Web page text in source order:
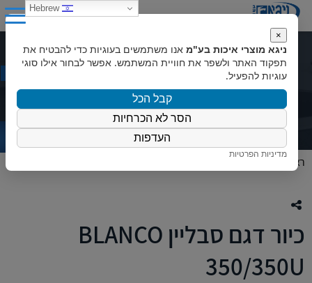
כיור דגם סבליין BLANCO 350/350U
ראשי
כיור דגם סבליין BLANCO
350/350U
×
ניגא מוצרי איכות בע"מ אנו משתמשים בעוגיות כדי להבטיח את
תפקוד האתר ולשפר את חוויית המשתמש. אפשר לבחור אילו סוגי
עוגיות להפעיל.
קבל הכל
הסר לא הכרחיות
העדפות
מדיניות הפרטיות
Hebrew